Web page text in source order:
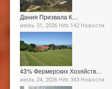
Дания Призвала К…
июль 31, 2026 Hits:142 Новости
43% Фермерских Хозяйств…
июль 24, 2026 Hits:343 Новости